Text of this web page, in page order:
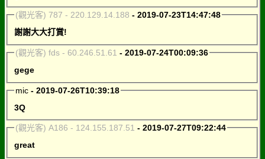
(觀光客) 787 - 220.129.14.188 - 2019-07-23T14:47:48
謝謝大大打賞!
(觀光客) fds - 60.246.51.61 - 2019-07-24T00:09:36
gege
mic- 2019-07-26T10:39:18
3Q
(觀光客) A186 - 124.155.187.51 - 2019-07-27T09:22:44
great